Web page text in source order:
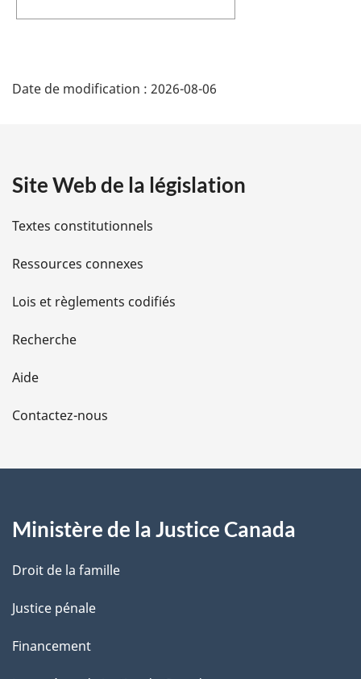
Ã
t
l
s
d
e
l
a
Date de modification : 2026-08-06
Site Web de la législation
Textes constitutionnels
Ressources connexes
Lois et règlements codifiés
Recherche
Aide
Contactez-nous
Ministère de la Justice Canada
Droit de la famille
Justice pénale
Financement